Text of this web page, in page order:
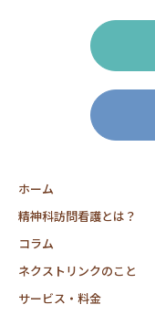
ホーム
精神科訪問看護とは？
コラム
ネクストリンクのこと
サービス・料金